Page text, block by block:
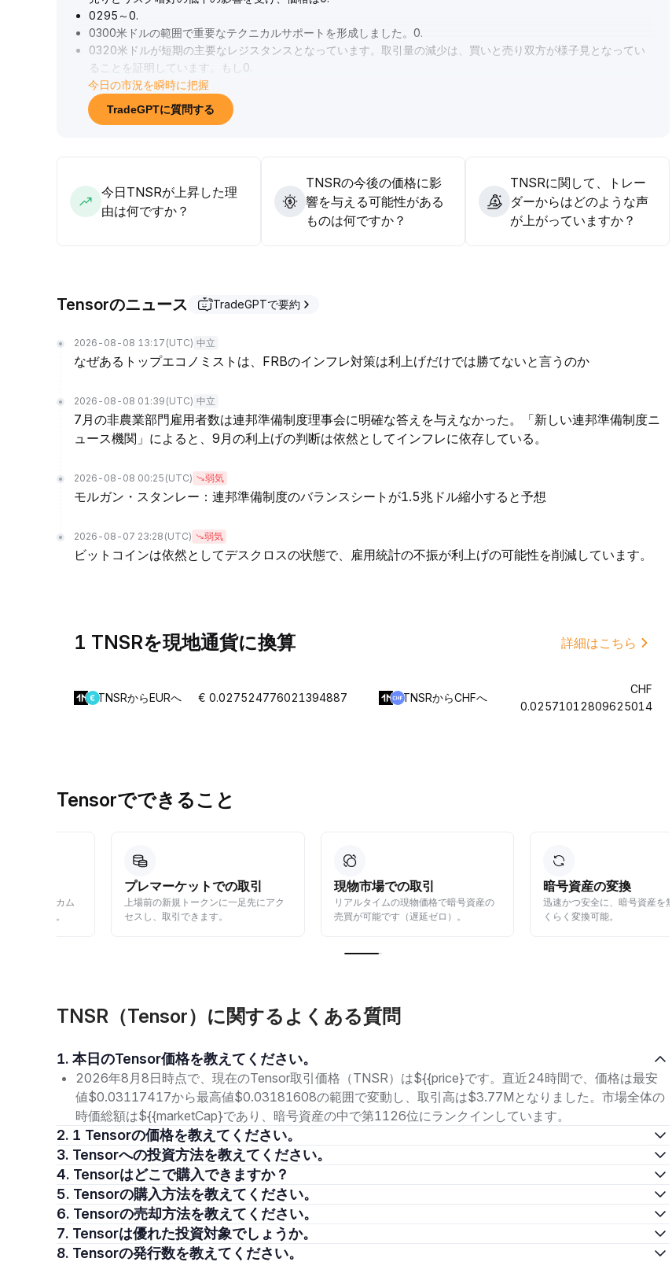
0295～0.
0300米ドルの範囲で重要なテクニカルサポートを形成しました。0.
0320米ドルが短期の主要なレジスタンスとなっています。取引量の減少は、買いと売り双方が様子見となってい
ることを証明しています。もし0
0297米ドル以上を守り、今後のマクロな悪材料が消化されれば、相場はテクニカル修復と反発再開が期待できま
す。政策シグナルが明確化するまで静観し、サポートの守り状況を注目、安値圏での仕込みを推奨し、レジスタン
ス突破時は順張りで増し玉、中長期では流動性の改善やプロジェクト進展を配置の根拠としてください。
今日の市況を瞬時に把握
TradeGPTに質問する
今日TNSRが上昇した理
由は何ですか？
TNSRの今後の価格に影
響を与える可能性がある
ものは何ですか？
TNSRに関して、トレー
ダーからはどのような声
が上がっていますか？
Tensorのニュース TradeGPTで要約
2026-08-08 13:17 (UTC) 中立
なぜあるトップエコノミストは、FRBのインフレ対策は利上げだけでは勝てないと言うのか
2026-08-08 01:39 (UTC) 中立
7月の非農業部門雇用者数は連邦準備制度理事会に明確な答えを与えなかった。「新しい連邦準備制度ニ
ュース機関」によると、9月の利上げの判断は依然としてインフレに依存している。
2026-08-08 00:25 (UTC) 弱気
モルガン・スタンレー：連邦準備制度のバランスシートが1.5兆ドル縮小すると予想
2026-08-07 23:28 (UTC) 弱気
ビットコインは依然としてデスクロスの状態で、雇用統計の不振が利上げの可能性を削減しています。
1 TNSRを現地通貨に換算 詳細はこちら
TNSRからEURへ € 0.027524776021394887 TNSRからCHFへ
CHF
0.02571012809625014
Tensorでできること
プレマーケットでの取引
上場前の新規トークンに一足先にアク
セスし、取引できます。
現物市場での取引
リアルタイムの現物価格で暗号資産の
売買が可能です（遅延ゼロ）。
暗号資産の変換
迅速かつ安全に、暗号資産を無料でら
くらく変換可能。
TNSR（Tensor）に関するよくある質問
1. 本日のTensor価格を教えてください。
2026年8月8日時点で、現在のTensor取引価格（TNSR）は${{price}です。直近24時間で、価格は最安
値$0.03117417から最高値$0.03181608の範囲で変動し、取引高は$3.77Mとなりました。市場全体の
時価総額は${{marketCap}であり、暗号資産の中で第1126位にランクインしています。
2. 1 Tensorの価格を教えてください。
3. Tensorへの投資方法を教えてください。
4. Tensorはどこで購入できますか？
5. Tensorの購入方法を教えてください。
6. Tensorの売却方法を教えてください。
7. Tensorは優れた投資対象でしょうか。
8. Tensorの発行数を教えてください。